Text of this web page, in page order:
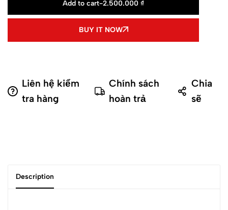
Add to cart-2.500.000 ₫
BUY IT NOW
Liên hệ kiểm
tra hàng
Chính sách
hoàn trả
Chia
sẽ
Description